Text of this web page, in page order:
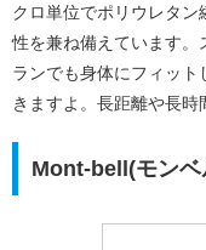
クロ単位でポリウレタ
性を兼ね備えています。
ランでも身体にフィッ
きますよ。長距離や長時
Mont-bell(モンベ